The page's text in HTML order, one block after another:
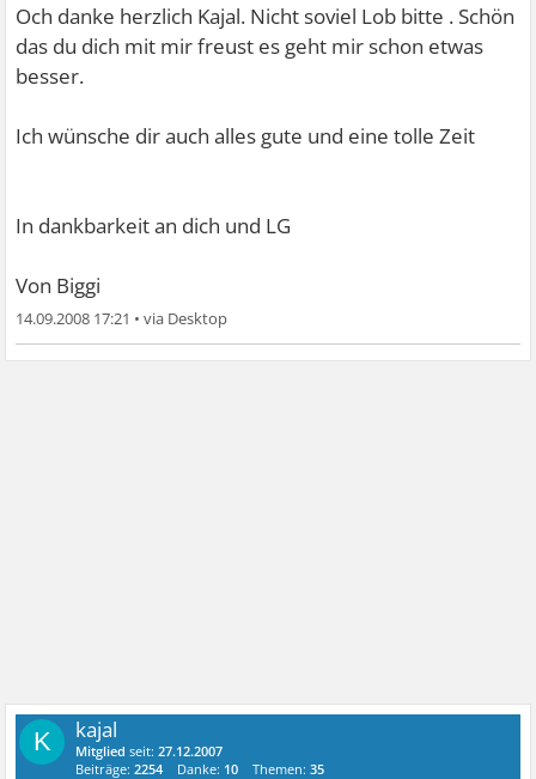
Och danke herzlich Kajal. Nicht soviel Lob bitte . Schön
das du dich mit mir freust es geht mir schon etwas
besser.
Ich wünsche dir auch alles gute und eine tolle Zeit
In dankbarkeit an dich und LG
Von Biggi
14.09.2008 17:21 •
K kajal
Mitglied seit:27.12.2007
Beiträge:2254 Danke: 10 Themen:35